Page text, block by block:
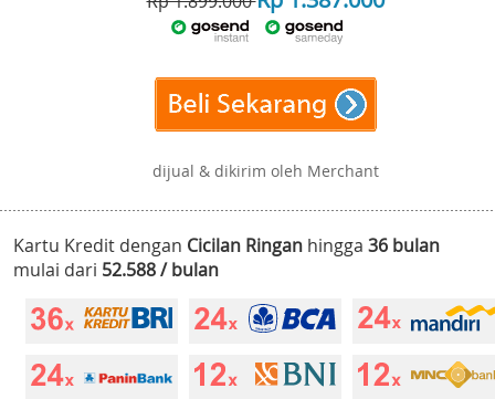
dijual & dikirim oleh Merchant
Kartu Kredit dengan Cicilan Ringan hingga 36 bulan
mulai dari 52.588 / bulan